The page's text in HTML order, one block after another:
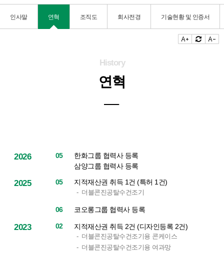
인사말 연혁 조직도 회사전경 기술현황 및 인증서
History
연혁
2026 05
한화그룹 협력사 등록
삼양그룹 협력사 등록
2025 05 지적재산권 취득 1건 (특허 1건)
더블콘진공탈수건조기
06 코오롱그룹 협력사 등록
2023 02 지적재산권 취득 2건 (디자인등록 2건)
더블콘진공탈수건조기용 콘케이스
더블콘진공탈수건조기용 여과망